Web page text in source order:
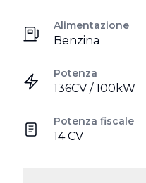
Alimentazione
Benzina
Potenza
136CV / 100kW
Potenza fiscale
14 CV